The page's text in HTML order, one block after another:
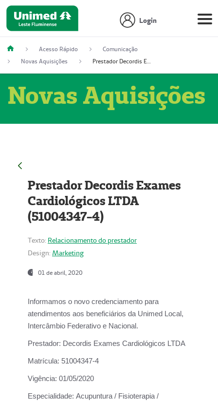
Login
Acesso Rápido
Comunicação
Novas Aquisições
Prestador Decordis Exames Cardiológicos LTDA (51004347-4)
Novas Aquisições
Prestador Decordis Exames
Cardiológicos LTDA
(51004347-4)
Texto: Relacionamento do prestador
Design: Marketing
01 de abril, 2020
Informamos o novo credenciamento para
atendimentos aos beneficiários da Unimed Local,
Intercâmbio Federativo e Nacional.
Prestador: Decordis Exames Cardiológicos LTDA
Matrícula: 51004347-4
Vigência: 01/05/2020
Especialidade: Acupuntura / Fisioterapia /